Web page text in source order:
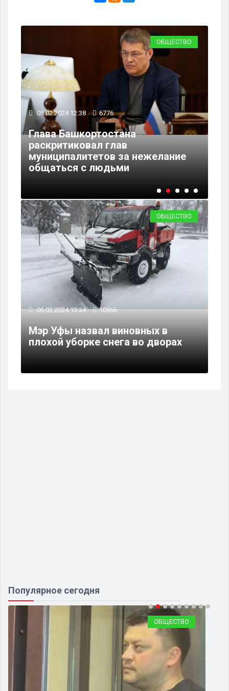
ОБЩЕСТВО
05.02.2024 12:38 6776
Глава Башкортостана
раскритиковал глав
муниципалитетов за нежелание
общаться с людьми
ОБЩЕСТВО
06.02.2024 13:34 10956
Мэр Уфы назвал виновных в
плохой уборке снега во дворах
Популярное сегодня
ОБЩЕСТВО